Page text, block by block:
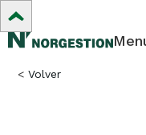
< Volver